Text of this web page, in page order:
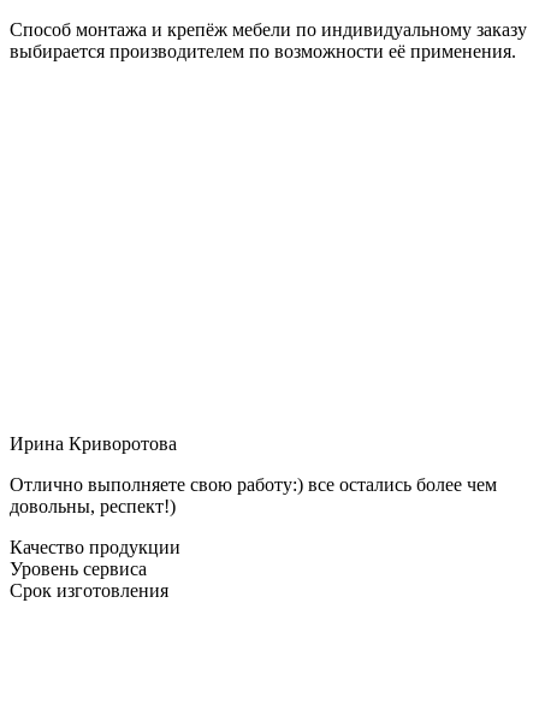
Способ монтажа и крепёж мебели по индивидуальному заказу
выбирается производителем по возможности её применения.
Ирина Криворотова
Отлично выполняете свою работу:) все остались более чем
довольны, респект!)
Качество продукции
Уровень сервиса
Срок изготовления